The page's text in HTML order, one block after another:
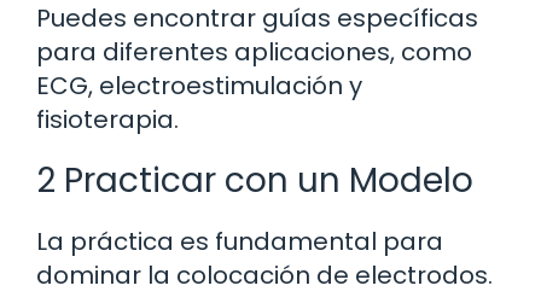
Puedes encontrar guías específicas
para diferentes aplicaciones, como
ECG, electroestimulación y
fisioterapia.
2 Practicar con un Modelo
La práctica es fundamental para
dominar la colocación de electrodos.